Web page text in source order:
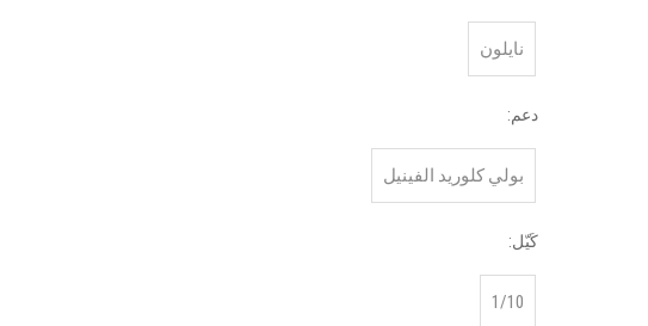
نايلون
دعم:
بولي كلوريد الفينيل
كَيّل:
1/10